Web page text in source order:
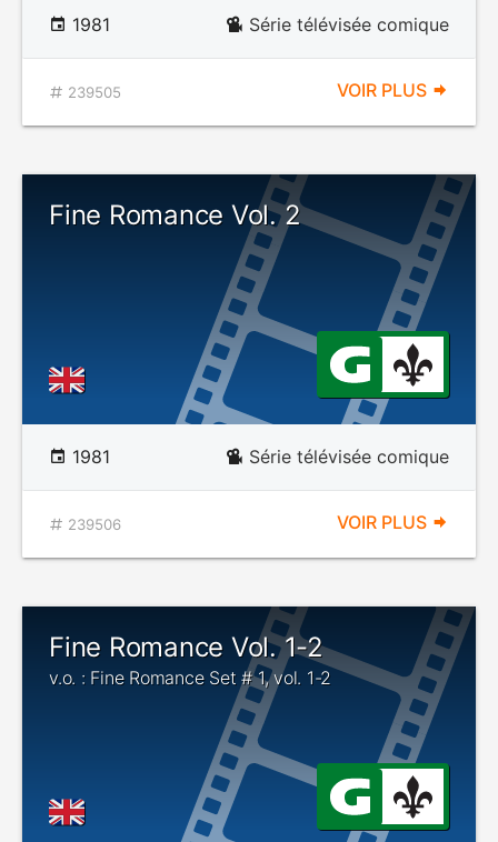
1981 Série télévisée comique
239505 VOIR PLUS
Fine Romance Vol. 2
1981 Série télévisée comique
239506 VOIR PLUS
Fine Romance Vol. 1-2
v.o. : Fine Romance Set # 1, vol. 1-2